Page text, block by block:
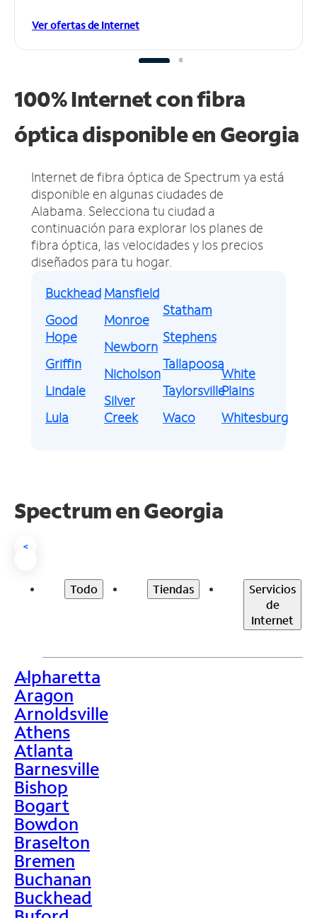
Ver ofertas de Internet
100% Internet con fibra
óptica disponible en Georgia
Internet de fibra óptica de Spectrum ya está
disponible en algunas ciudades de
Alabama. Selecciona tu ciudad a
continuación para explorar los planes de
fibra óptica, las velocidades y los precios
diseñados para tu hogar.
Buckhead
Good
Hope
Griffin
Lindale
Lula
Mansfield
Monroe
Newborn
Nicholson
Silver
Creek
Statham
Stephens
Tallapoosa
Taylorsville
Waco
White
Plains
Whitesburg
Spectrum enGeorgia
<
Todo Tiendas
Servicios
de
Internet
>
Alpharetta
Aragon
Arnoldsville
Athens
Atlanta
Barnesville
Bishop
Bogart
Bowdon
Braselton
Bremen
Buchanan
Buckhead